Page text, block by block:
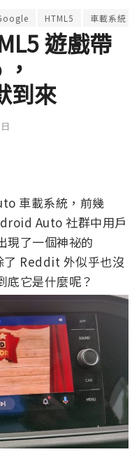
HTML5 車載系統
遊戲帶
到來
車載系統，前幾
Auto 社群中用戶
現了一個神祕的
了 Reddit 外似乎也沒
底它是什麼呢？